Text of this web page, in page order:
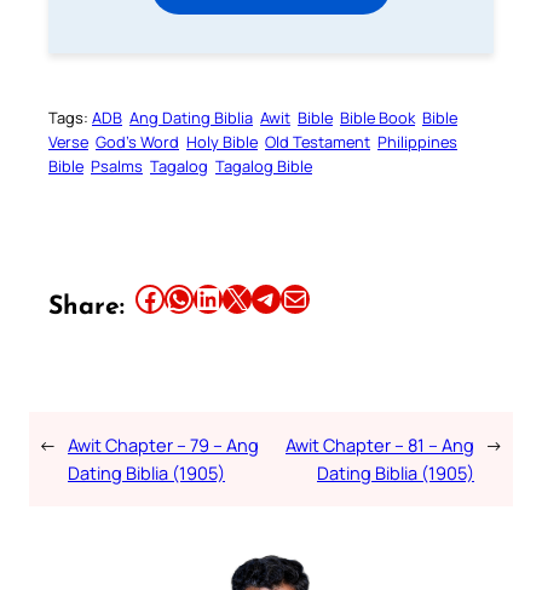
Tags: ADB Ang Dating Biblia Awit Bible Bible Book Bible
Verse God’s Word Holy Bible Old Testament Philippines
Bible Psalms Tagalog Tagalog Bible
Share: Share this article on Facebook Share this article on WhatsApp Share this article on LinkedIn Share this article on X Share this article on TelegramEmail this Article
← Awit Chapter – 79 – Ang
Dating Biblia (1905)
Awit Chapter – 81 – Ang
Dating Biblia (1905)
→